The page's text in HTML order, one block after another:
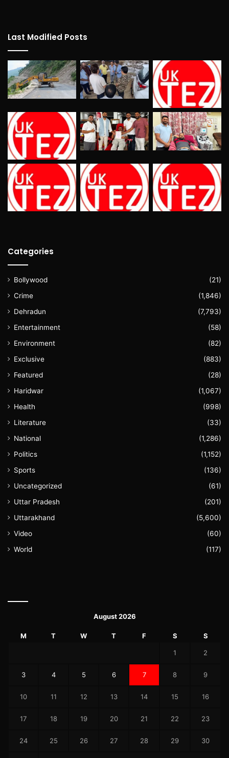
Last Modified Posts
Categories
Bollywood
(21)
Crime
(1,846)
Dehradun
(7,793)
Entertainment
(58)
Environment
(82)
Exclusive
(883)
Featured
(28)
Haridwar
(1,067)
Health
(998)
Literature
(33)
National
(1,286)
Politics
(1,152)
Sports
(136)
Uncategorized
(61)
Uttar Pradesh
(201)
Uttarakhand
(5,600)
Video
(60)
World
(117)
August 2026
M T W T F S S
1 2
3 4 5 6 7 8 9
10 11 12 13 14 15 16
17 18 19 20 21 22 23
24 25 26 27 28 29 30